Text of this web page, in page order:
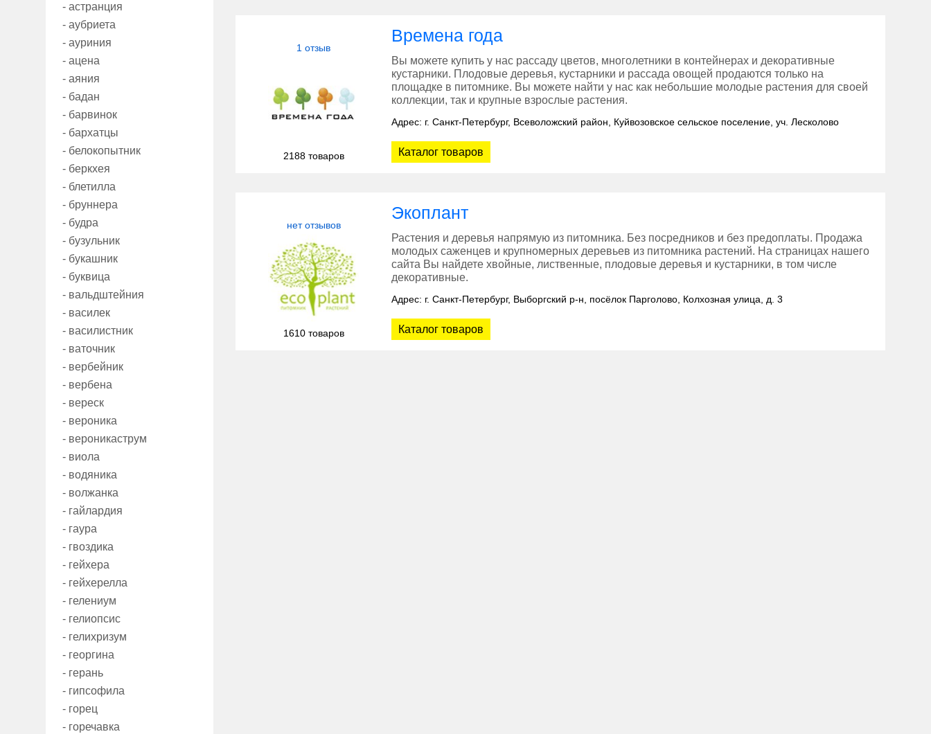
- астранция
- аубриета
- ауриния
- ацена
- аяния
- бадан
- барвинок
- бархатцы
- белокопытник
- беркхея
- блетилла
- бруннера
- будра
- бузульник
- букашник
- буквица
- вальдштейния
- василек
- василистник
- ваточник
- вербейник
- вербена
- вереск
- вероника
- вероникаструм
- виола
- водяника
- волжанка
- гайлардия
- гаура
- гвоздика
- гейхера
- гейхерелла
- гелениум
- гелиопсис
- гелихризум
- георгина
- герань
- гипсофила
- горец
- горечавка
1 отзыв
2188 товаров
Времена года
Вы можете купить у нас рассаду цветов, многолетники в контейнерах и декоративные
кустарники. Плодовые деревья, кустарники и рассада овощей продаются только на
площадке в питомнике. Вы можете найти у нас как небольшие молодые растения для своей
коллекции, так и крупные взрослые растения.
Адрес: г. Санкт-Петербург, Всеволожский район, Куйвозовское сельское поселение, уч. Лесколово
Каталог товаров
нет отзывов
1610 товаров
Экоплант
Растения и деревья напрямую из питомника. Без посредников и без предоплаты. Продажа
молодых саженцев и крупномерных деревьев из питомника растений. На страницах нашего
сайта Вы найдете хвойные, лиственные, плодовые деревья и кустарники, в том числе
декоративные.
Адрес: г. Санкт-Петербург, Выборгский р-н, посёлок Парголово, Колхозная улица, д. 3
Каталог товаров